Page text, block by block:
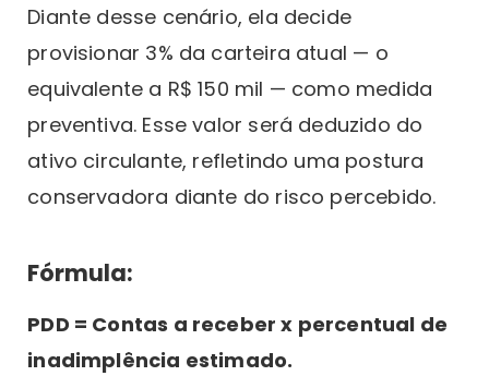
Diante desse cenário, ela decide
provisionar 3% da carteira atual — o
equivalente a R$ 150 mil — como medida
preventiva. Esse valor será deduzido do
ativo circulante, refletindo uma postura
conservadora diante do risco percebido.
Fórmula:
PDD = Contas a receber x percentual de
inadimplência estimado.